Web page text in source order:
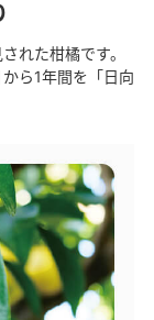
れた柑橘です。
ら1年間を「日向